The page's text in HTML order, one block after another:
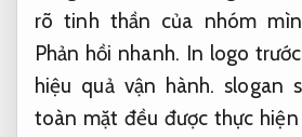
rõ tinh thần của nhóm
Phản hồi nhanh. In logo
hiệu quả vận hành. slogan
toàn mặt đều được thực